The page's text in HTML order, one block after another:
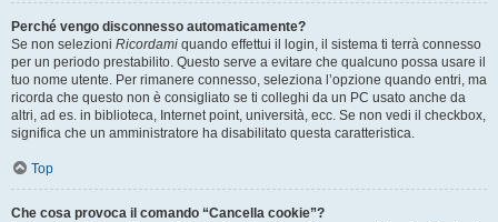
Perché vengo disconnesso automaticamente?
Se non selezioni Ricordami quando effettui il login, il sistema ti terrà connesso
per un periodo prestabilito. Questo serve a evitare che qualcuno possa usare il
tuo nome utente. Per rimanere connesso, seleziona l’opzione quando entri, ma
ricorda che questo non è consigliato se ti colleghi da un PC usato anche da
altri, ad es. in biblioteca, Internet point, università, ecc. Se non vedi il checkbox,
significa che un amministratore ha disabilitato questa caratteristica.
Top
Che cosa provoca il comando “Cancella cookie”?